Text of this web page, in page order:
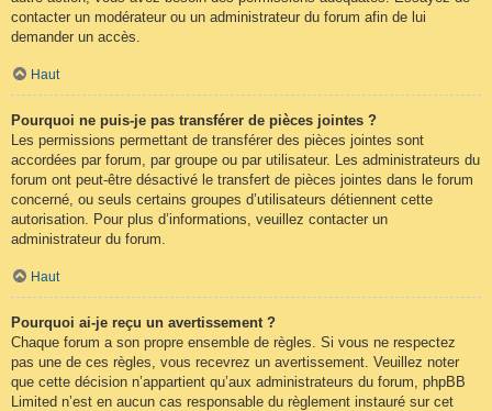
contacter un modérateur ou un administrateur du forum afin de lui
demander un accès.
Haut
Pourquoi ne puis-je pas transférer de pièces jointes ?
Les permissions permettant de transférer des pièces jointes sont
accordées par forum, par groupe ou par utilisateur. Les administrateurs du
forum ont peut-être désactivé le transfert de pièces jointes dans le forum
concerné, ou seuls certains groupes d’utilisateurs détiennent cette
autorisation. Pour plus d’informations, veuillez contacter un
administrateur du forum.
Haut
Pourquoi ai-je reçu un avertissement ?
Chaque forum a son propre ensemble de règles. Si vous ne respectez
pas une de ces règles, vous recevrez un avertissement. Veuillez noter
que cette décision n’appartient qu’aux administrateurs du forum, phpBB
Limited n’est en aucun cas responsable du règlement instauré sur cet